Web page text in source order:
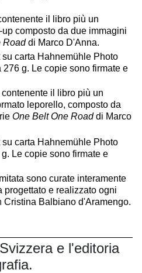
il libro più un
composto da due immagini
Roaddi Marco D'Anna.
carta Hahnemühle Photo
g. Le copie sono firmate e
il libro più un
leporello, composto da
One Belt One Roaddi Marco
carta Hahnemühle Photo
Le copie sono firmate e
sono curate interamente
progettato e realizzato ogni
Balbiano d'Aramengo.
e l'editoria